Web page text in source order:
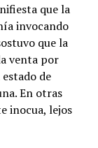
que la
invocando
que la
venta por
de
En otras
inocua, lejos